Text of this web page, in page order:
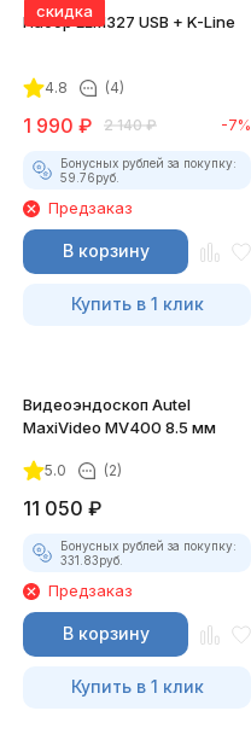
скидка
Набор ELM327 USB + K-Line
4.8 (4)
1 990 ₽ 2 140 ₽ -7%
Бонусных рублей за покупку:
59.76руб.
Предзаказ
В корзину
Купить в 1 клик
Видеоэндоскоп Autel
MaxiVideo MV400 8.5 мм
5.0 (2)
11 050 ₽
Бонусных рублей за покупку:
331.83руб.
Предзаказ
В корзину
Купить в 1 клик